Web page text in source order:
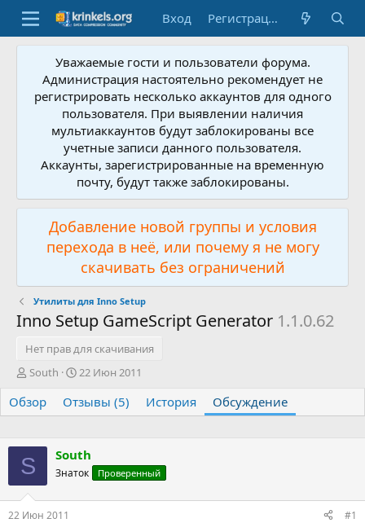
Вход Регистрация
Уважаемые гости и пользователи форума.
Администрация настоятельно рекомендует не
регистрировать несколько аккаунтов для одного
пользователя. При выявлении наличия
мультиаккаунтов будут заблокированы все
учетные записи данного пользователя.
Аккаунты, зарегистрированные на временную
почту, будут также заблокированы.
Добавление новой группы и условия
перехода в неё, или почему я не могу
скачивать без ограничений
Утилиты для Inno Setup
Inno Setup GameScript Generator 1.1.0.62
Нет прав для скачивания
А
т
о
т
е
м
ы
South
Д
т
а
ч
а
а
22 Июн 2011
Обзор Отзывы (5) История Обсуждение
S South
Знаток Проверенный
22 Июн 2011 #1